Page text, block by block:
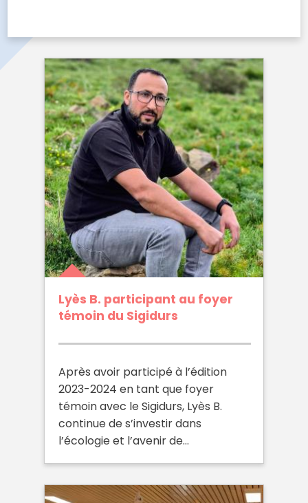
Lyès B. participant au foyer
témoin du Sigidurs
Après avoir participé à l’édition
2023-2024 en tant que foyer
témoin avec le Sigidurs, Lyès B.
continue de s’investir dans
l’écologie et l’avenir de…